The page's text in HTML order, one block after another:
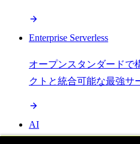
Enterprise Serverless
オープンスタンダードで
クトと統合可能な最強サ
AI